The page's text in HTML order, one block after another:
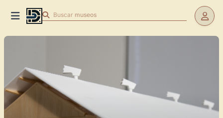
Buscar museos